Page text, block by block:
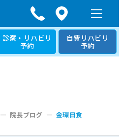
診察・リハビリ
予約
自費リハビリ
予約
— 院長ブログ — 金環日食